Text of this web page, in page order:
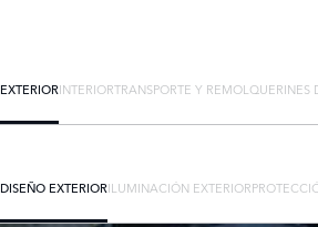
EXTERIORINTERIORTRANSPORTE Y REMOLQUERINES
DISEÑO EXTERIORILUMINACIÓN EXTERIOR